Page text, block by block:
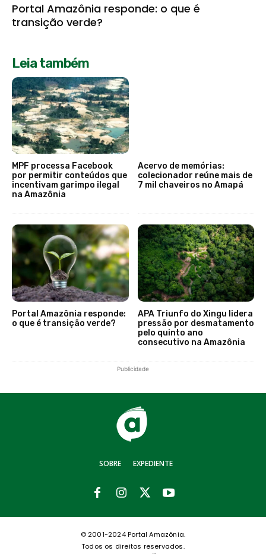
Portal Amazônia responde: o que é
transição verde?
Leia também
MPF processa Facebook
por permitir conteúdos que
incentivam garimpo ilegal
na Amazônia
Acervo de memórias:
colecionador reúne mais de
7 mil chaveiros no Amapá
Portal Amazônia responde:
o que é transição verde?
APA Triunfo do Xingu lidera
pressão por desmatamento
pelo quinto ano
consecutivo na Amazônia
Publicidade
SOBRE EXPEDIENTE
© 2001-2024 Portal Amazônia.
Todos os direitos reservados.